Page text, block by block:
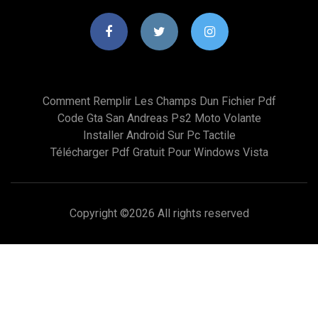
Comment Remplir Les Champs Dun Fichier Pdf
Code Gta San Andreas Ps2 Moto Volante
Installer Android Sur Pc Tactile
Télécharger Pdf Gratuit Pour Windows Vista
Copyright ©2026 All rights reserved